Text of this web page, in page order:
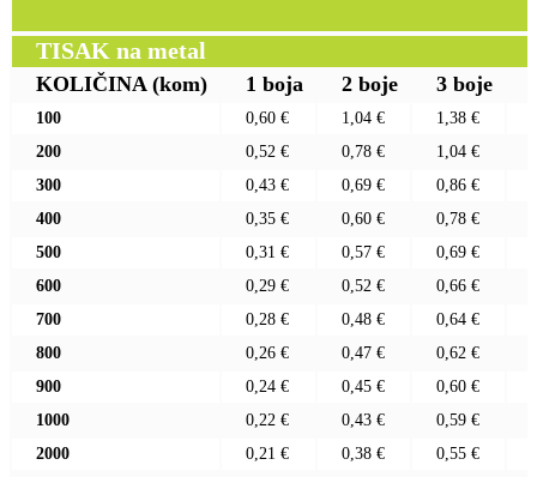
TISAK na metal
KOLIČINA (kom) 1 boja 2 boje 3 boje
100 0,60 € 1,04 € 1,38 €
200
0,52 € 0,78 € 1,04 €
300
0,43 € 0,69 € 0,86 €
400
0,35 € 0,60 € 0,78 €
500
0,31 € 0,57 € 0,69 €
600
0,29 € 0,52 € 0,66 €
700
0,28 € 0,48 € 0,64 €
800
0,26 € 0,47 € 0,62 €
900
0,24 € 0,45 € 0,60 €
1000
0,22 € 0,43 € 0,59 €
2000
0,21 € 0,38 € 0,55 €